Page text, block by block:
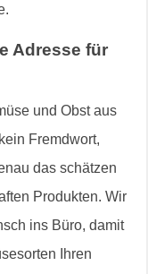
Adresse für
und Obst aus
Fremdwort,
das schätzen
Produkten. Wir
ins Büro, damit
Ihren